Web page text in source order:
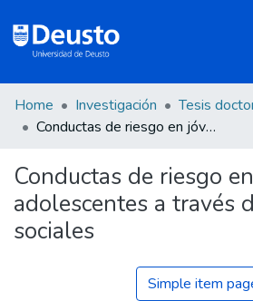
DeustoTeka
Communities
&
Collections
Home Investigación
Tesis
Conductas de riesgo en jóvenes y adolescentes a través de las redes sociales
Conductas de riesgo
adolescentes a través
sociales
Simple item